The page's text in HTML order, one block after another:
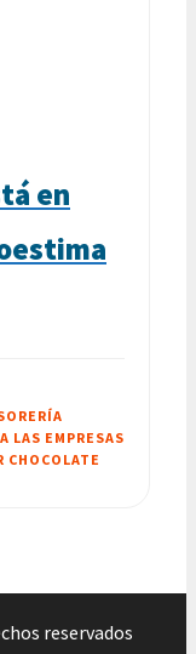
en
LAS EMPRESAS
CHOCOLATE
reservados